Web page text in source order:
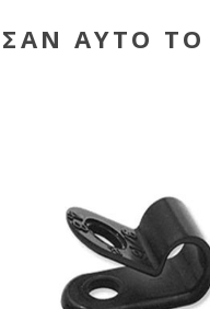
ΑΥΤΌ